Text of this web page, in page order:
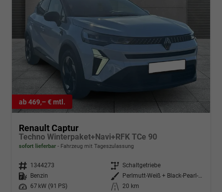
ab 469,– € mtl.
Renault Captur
Techno Winterpaket+Navi+RFK TCe 90
sofort lieferbar Fahrzeug mit Tageszulassung
Fahrzeugnr. 1344273 Getriebe Schaltgetriebe
Kraftstoff
Benzin Außenfarbe
Perlmutt-Weiß + Black-Pearl-Sch
Leistung
67 kW (91 PS) Kilometerstand
20 km